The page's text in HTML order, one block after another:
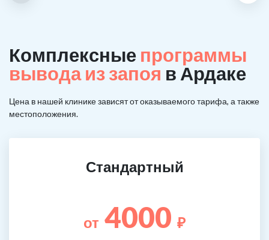
Комплексные программы
вывода из запоя в Ардаке
Цена в нашей клинике зависят от оказываемого тарифа, а также
местоположения.
Стандартный
от 4000 ₽